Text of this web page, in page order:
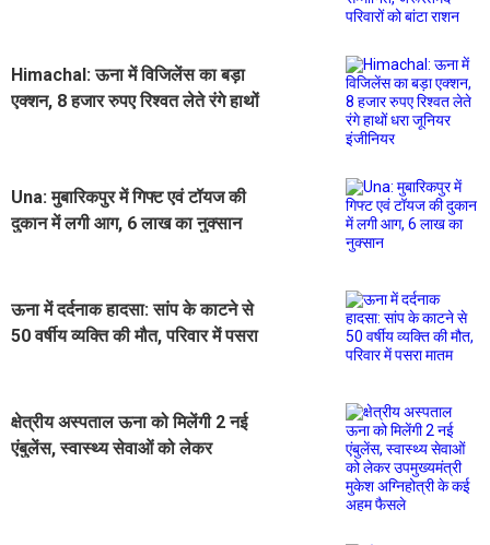
Himachal: ऊना में विजिलेंस का बड़ा
एक्शन, 8 हजार रुपए रिश्वत लेते रंगे हाथों
​Una: मुबारिकपुर में गिफ्ट एवं टॉयज की
दुकान में लगी आग, 6 लाख का नुक्सान
ऊना में दर्दनाक हादसा: सांप के काटने से
50 वर्षीय व्यक्ति की मौत, परिवार में पसरा
क्षेत्रीय अस्पताल ऊना को मिलेंगी 2 नई
एंबुलेंस, स्वास्थ्य सेवाओं को लेकर